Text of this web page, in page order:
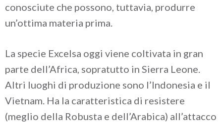
conosciute che possono, tuttavia, produrre
un’ottima materia prima.
La specie Excelsa oggi viene coltivata in gran
parte dell’Africa, sopratutto in Sierra Leone.
Altri luoghi di produzione sono l’Indonesia e il
Vietnam. Ha la caratteristica di resistere
(meglio della Robusta e dell’Arabica) all’attacco